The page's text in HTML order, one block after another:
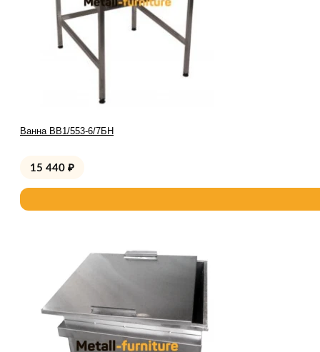
Ванна ВВ1/553-6/7БН
15 440 ₽